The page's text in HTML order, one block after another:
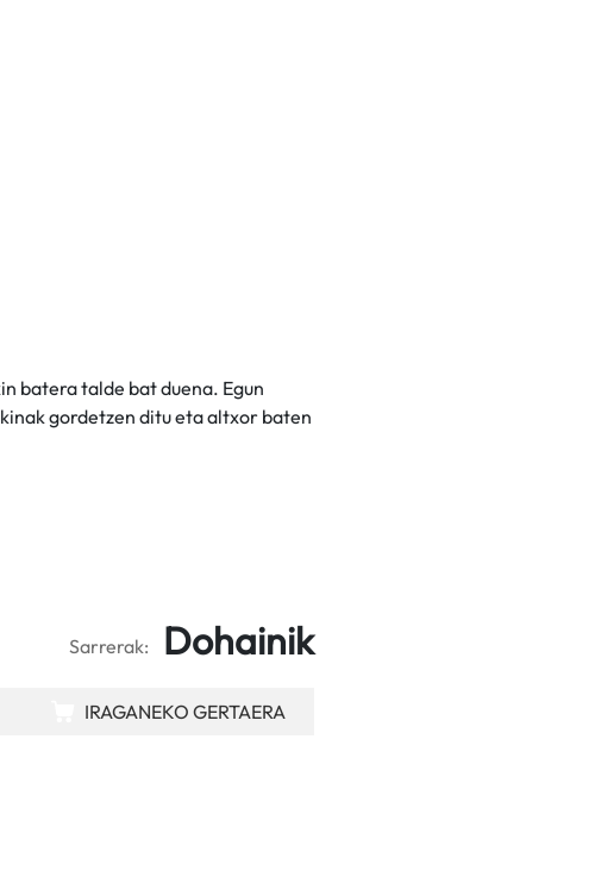
batera talde bat duena. Egun
gordetzen ditu eta altxor baten
Sarrerak: Dohainik
IRAGANEKO GERTAERA